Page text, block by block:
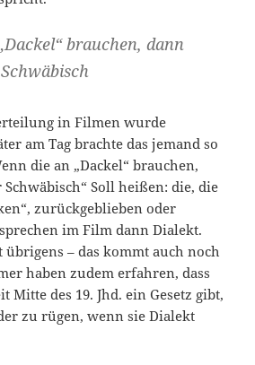
brauchen, dann
in Filmen wurde
am Tag brachte das jemand so
die an „Dackel“ brauchen,
Soll heißen: die, die
zurückgeblieben oder
im Film dann Dialekt.
übrigens – das kommt auch noch
haben zudem erfahren, dass
Mitte des 19. Jhd. ein Gesetz gibt,
zu rügen, wenn sie Dialekt